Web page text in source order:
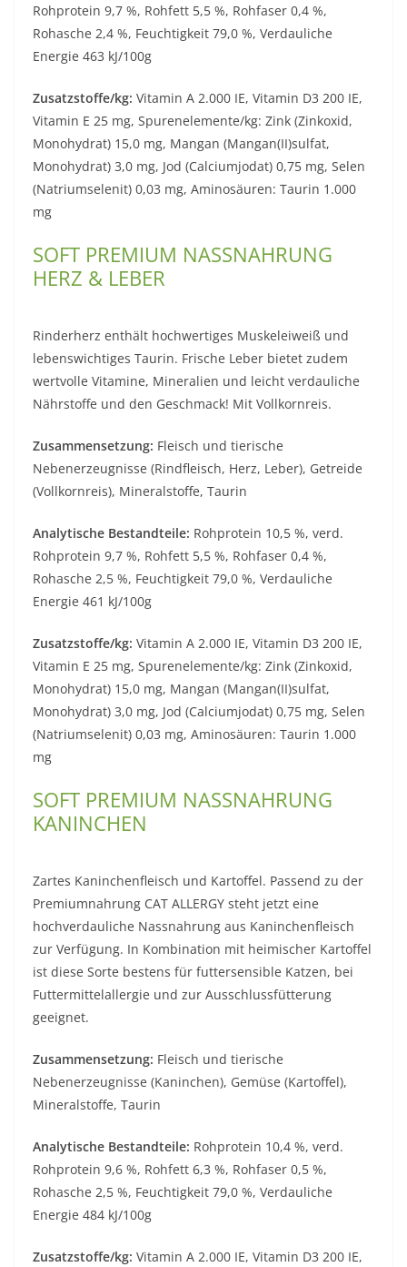
Rohprotein 9,7 %, Rohfett 5,5 %, Rohfaser 0,4 %,
Rohasche 2,4 %, Feuchtigkeit 79,0 %, Verdauliche
Energie 463 kJ/100g
Zusatzstoffe/kg: Vitamin A 2.000 IE, Vitamin D3 200 IE,
Vitamin E 25 mg, Spurenelemente/kg: Zink (Zinkoxid,
Monohydrat) 15,0 mg, Mangan (Mangan(II)sulfat,
Monohydrat) 3,0 mg, Jod (Calciumjodat) 0,75 mg, Selen
(Natriumselenit) 0,03 mg, Aminosäuren: Taurin 1.000
mg
SOFT PREMIUM NASSNAHRUNG
HERZ & LEBER
Rinderherz enthält hochwertiges Muskeleiweiß und
lebenswichtiges Taurin. Frische Leber bietet zudem
wertvolle Vitamine, Mineralien und leicht verdauliche
Nährstoffe und den Geschmack! Mit Vollkornreis.
Zusammensetzung: Fleisch und tierische
Nebenerzeugnisse (Rindfleisch, Herz, Leber), Getreide
(Vollkornreis), Mineralstoffe, Taurin
Analytische Bestandteile: Rohprotein 10,5 %, verd.
Rohprotein 9,7 %, Rohfett 5,5 %, Rohfaser 0,4 %,
Rohasche 2,5 %, Feuchtigkeit 79,0 %, Verdauliche
Energie 461 kJ/100g
Zusatzstoffe/kg: Vitamin A 2.000 IE, Vitamin D3 200 IE,
Vitamin E 25 mg, Spurenelemente/kg: Zink (Zinkoxid,
Monohydrat) 15,0 mg, Mangan (Mangan(II)sulfat,
Monohydrat) 3,0 mg, Jod (Calciumjodat) 0,75 mg, Selen
(Natriumselenit) 0,03 mg, Aminosäuren: Taurin 1.000
mg
SOFT PREMIUM NASSNAHRUNG
KANINCHEN
Zartes Kaninchenfleisch und Kartoffel. Passend zu der
Premiumnahrung CAT ALLERGY steht jetzt eine
hochverdauliche Nassnahrung aus Kaninchenfleisch
zur Verfügung. In Kombination mit heimischer Kartoffel
ist diese Sorte bestens für futtersensible Katzen, bei
Futtermittelallergie und zur Ausschlussfütterung
geeignet.
Zusammensetzung: Fleisch und tierische
Nebenerzeugnisse (Kaninchen), Gemüse (Kartoffel),
Mineralstoffe, Taurin
Analytische Bestandteile: Rohprotein 10,4 %, verd.
Rohprotein 9,6 %, Rohfett 6,3 %, Rohfaser 0,5 %,
Rohasche 2,5 %, Feuchtigkeit 79,0 %, Verdauliche
Energie 484 kJ/100g
Zusatzstoffe/kg: Vitamin A 2.000 IE, Vitamin D3 200 IE,